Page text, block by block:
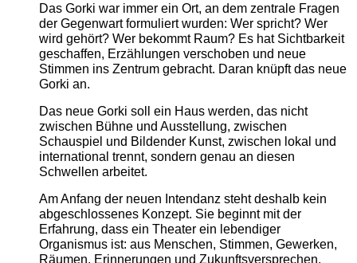
Das Gorki war immer ein Ort, an dem zentrale Fragen
der Gegenwart formuliert wurden: Wer spricht? Wer
wird gehört? Wer bekommt Raum? Es hat Sichtbarkeit
geschaffen, Erzählungen verschoben und neue
Stimmen ins Zentrum gebracht. Daran knüpft das neue
Gorki an.
Das neue Gorki soll ein Haus werden, das nicht
zwischen Bühne und Ausstellung, zwischen
Schauspiel und Bildender Kunst, zwischen lokal und
international trennt, sondern genau an diesen
Schwellen arbeitet.
Am Anfang der neuen Intendanz steht deshalb kein
abgeschlossenes Konzept. Sie beginnt mit der
Erfahrung, dass ein Theater ein lebendiger
Organismus ist: aus Menschen, Stimmen, Gewerken,
Räumen, Erinnerungen und Zukunftsversprechen.